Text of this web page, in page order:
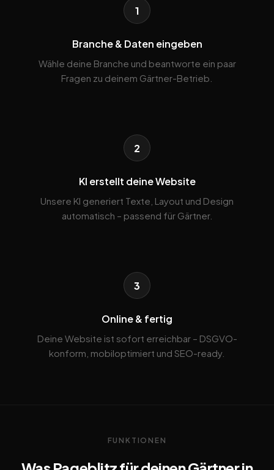
1
Branche & Daten eingeben
Wähle deine Branche und beantworte ein paar
Fragen zu deinem Gärtner-Betrieb.
2
KI erstellt deine Website
Unsere KI generiert Texte, Layout und Design
automatisch – passend für Gärtner.
3
Online & fertig
Deine Website ist sofort erreichbar – DSGVO-
konform, mobiloptimiert und SEO-ready.
FUNKTIONEN